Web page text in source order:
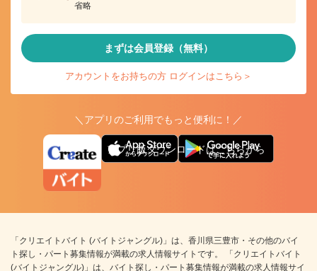
省略
まずは会員登録（無料）
アカウントをお持ちの方 ログインはこちら＞
＼アプリのご利用でもっと便利に！／
アプリ版ダウンロードはこちらから
「クリエイトバイト (バイトジャングル)」は、香川県三豊市・その他のバイ
ト探し・パート募集情報が満載の求人情報サイトです。 「クリエイトバイト
(バイトジャングル)」は、バイト探し・パート募集情報が満載の求人情報サイ